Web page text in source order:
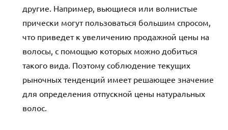
другие. Например, вьющиеся или волнистые
прически могут пользоваться большим спросом,
что приведет к увеличению продажной цены на
волосы, с помощью которых можно добиться
такого вида. Поэтому соблюдение текущих
рыночных тенденций имеет решающее значение
для определения отпускной цены натуральных
волос.